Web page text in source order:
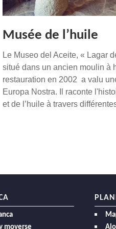
Musée de l’huile
Le Museo del Aceite, « Lagar
situé dans un ancien moulin à
restauration en 2002 a valu
Europa Nostra. Il raconte
et de l’huile à travers
moverse